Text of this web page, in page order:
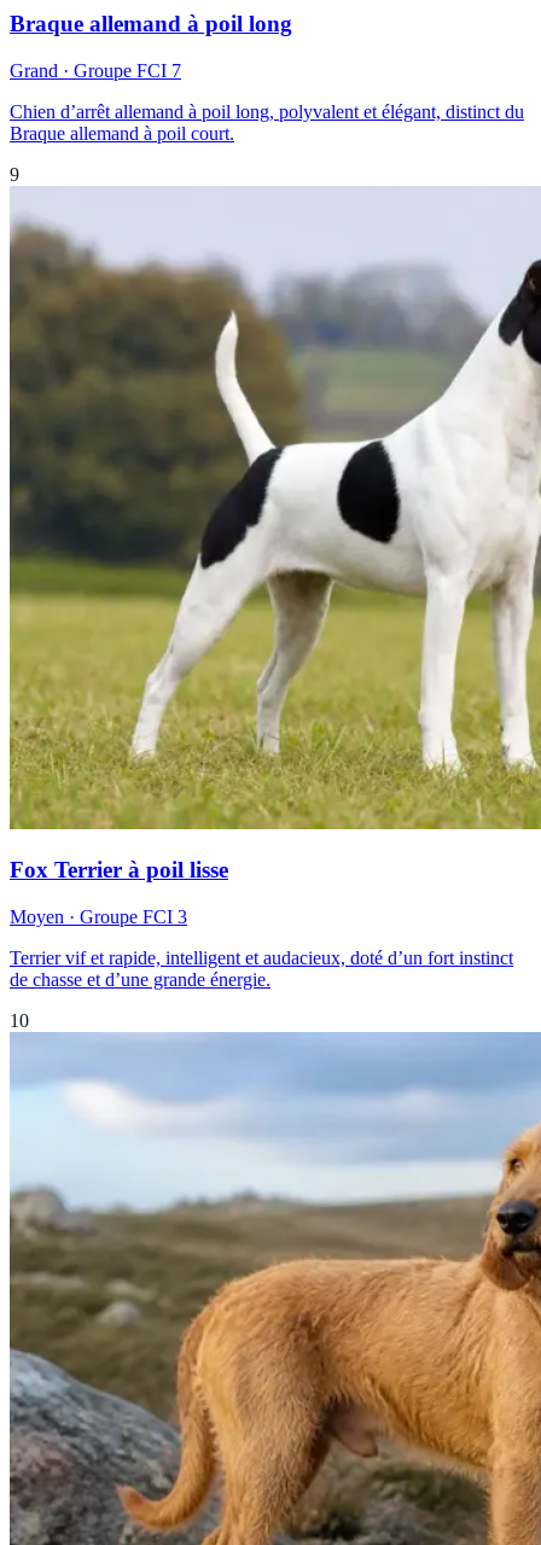
Braque allemand à poil long
Grand · Groupe FCI 7
Chien d’arrêt allemand à poil long, polyvalent et élégant, distinct du
Braque allemand à poil court.
9
Fox Terrier à poil lisse
Moyen · Groupe FCI 3
Terrier vif et rapide, intelligent et audacieux, doté d’un fort instinct
de chasse et d’une grande énergie.
10